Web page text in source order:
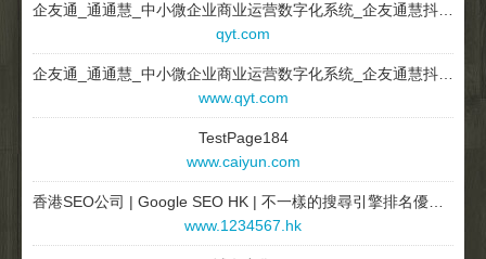
qyt.com
www.qyt.com
TestPage184
www.caiyun.com
www.1234567.hk